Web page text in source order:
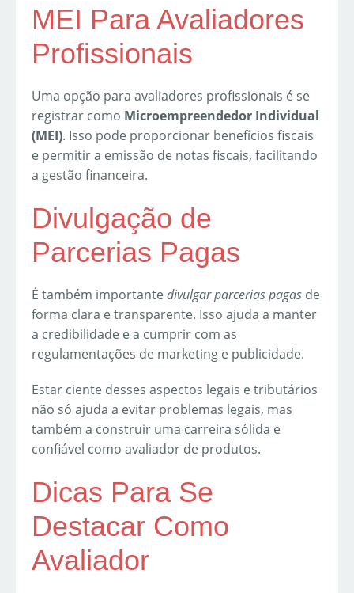
MEI Para Avaliadores
Profissionais
Uma opção para avaliadores profissionais é se
registrar como Microempreendedor Individual
(MEI). Isso pode proporcionar benefícios fiscais
e permitir a emissão de notas fiscais, facilitando
a gestão financeira.
Divulgação de
Parcerias Pagas
É também importantedivulgar parcerias pagas de
forma clara e transparente. Isso ajuda a manter
a credibilidade e a cumprir com as
regulamentações de marketing e publicidade.
Estar ciente desses aspectos legais e tributários
não só ajuda a evitar problemas legais, mas
também a construir uma carreira sólida e
confiável como avaliador de produtos.
Dicas Para Se
Destacar Como
Avaliador